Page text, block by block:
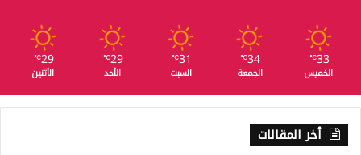
33
℃
الخميس
34
℃
الجمعة
31
℃
السبت
29
℃
الأحد
29
℃
الأثنين
أخر المقالات